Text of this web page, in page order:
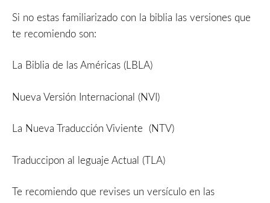
Si no estas familiarizado con la biblia las versiones que
te recomiendo son:
La Biblia de las Américas (LBLA)
Nueva Versión Internacional (NVI)
La Nueva Traducción Viviente (NTV)
Traduccipon al leguaje Actual (TLA)
Te recomiendo que revises un versículo en las